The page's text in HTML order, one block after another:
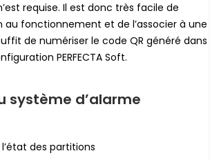
requise. Il est donc très facile de
au fonctionnement et de l’associer à une
de numériser le code QR généré dans
PERFECTA Soft.
système d’alarme
des partitions